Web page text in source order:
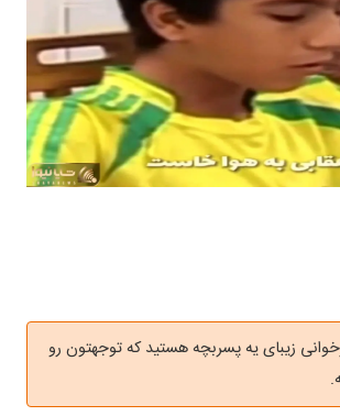
زیبای یه پسربچه هستید که توجهتون رو